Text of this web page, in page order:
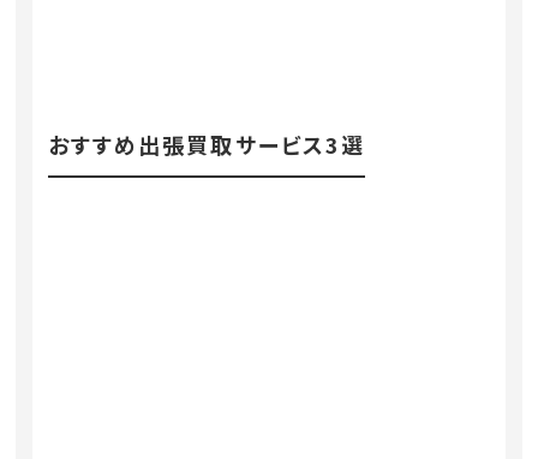
おすすめ出張買取サービス3選